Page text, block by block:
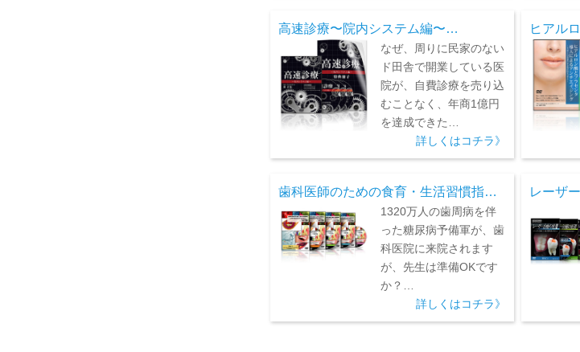
高速診療〜院内システム編〜…
なぜ、周りに民家のない
ド田舎で開業している医
院が、自費診療を売り込
むことなく、年商1億円
を達成できた…
詳しくはコチラ》
ヒアル
歯科医師のための食育・生活習慣指…
1320万人の歯周病を伴
った糖尿病予備軍が、歯
科医院に来院されます
が、先生は準備OKです
か？…
詳しくはコチラ》
レーザ